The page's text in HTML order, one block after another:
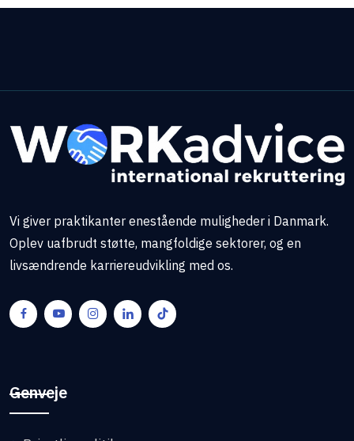
Vi giver praktikanter enestående muligheder i Danmark.
Oplev uafbrudt støtte, mangfoldige sektorer, og en
livsændrende karriereudvikling med os.
Genveje